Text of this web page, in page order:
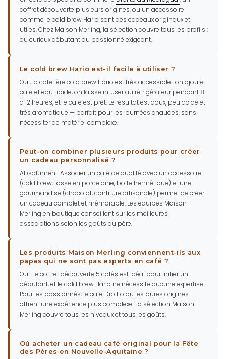
coffret découverte plusieurs origines, ou un accessoire
comme le cold brew Hario sont des cadeaux originaux et
utiles. Chez Maison Merling, la sélection couvre tous les profils :
du curieux débutant au passionné exigeant.
Le cold brew Hario est-il facile à utiliser ?
Oui, la cafetière cold brew Hario est très accessible : on ajoute
café et eau froide, on laisse infuser au réfrigérateur pendant 8
à 12 heures, et le café est prêt. Le résultat est doux, peu acide et
très aromatique — parfait pour les journées chaudes, sans
nécessiter de matériel complexe.
Peut-on combiner plusieurs produits pour créer
un cadeau personnalisé ?
Absolument. Associer un café de qualité avec un accessoire
(cold brew, tasse en porcelaine, boîte hermétique) et une
gourmandise (chocolat, confiture artisanale) permet de créer
un cadeau complet et mémorable. Les équipes Maison
Merling en boutique conseillent sur les meilleures
associations selon les goûts du père.
Les produits Maison Merling conviennent-ils aux
papas qui ne sont pas experts en café ?
Oui. Le coffret découverte 5 cafés est idéal pour initier un
débutant, et le cold brew Hario ne nécessite aucune expertise.
Pour les passionnés, le café Dipilto ou les pures origines
offrent une expérience plus complexe. La sélection Maison
Merling couvre tous les niveaux et tous les goûts.
Où acheter un cadeau café original pour la Fête
des Pères en Nouvelle-Aquitaine ?